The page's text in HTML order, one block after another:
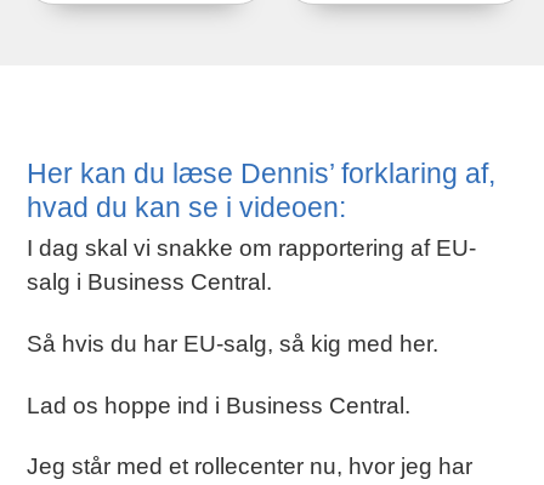
Her kan du læse Dennis’ forklaring af,
hvad du kan se i videoen:
I dag skal vi snakke om rapportering af EU-
salg i Business Central.
Så hvis du har EU-salg, så kig med her.
Lad os hoppe ind i Business Central.
Jeg står med et rollecenter nu, hvor jeg har